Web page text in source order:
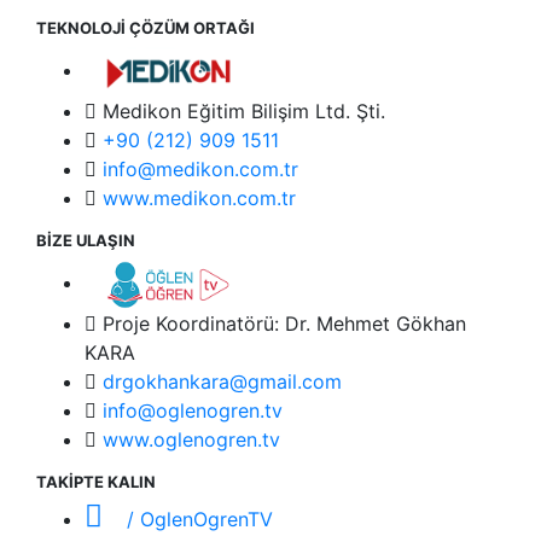
TEKNOLOJİ ÇÖZÜM ORTAĞI
Medikon Eğitim Bilişim Ltd. Şti.
+90 (212) 909 1511
info@medikon.com.tr
www.medikon.com.tr
BİZE ULAŞIN
Proje Koordinatörü: Dr. Mehmet Gökhan
KARA
drgokhankara@gmail.com
info@oglenogren.tv
www.oglenogren.tv
TAKİPTE KALIN
/ OglenOgrenTV